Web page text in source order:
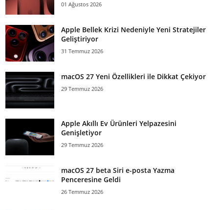
01 Ağustos 2026
Apple Bellek Krizi Nedeniyle Yeni Stratejiler
Geliştiriyor
31 Temmuz 2026
macOS 27 Yeni Özellikleri ile Dikkat Çekiyor
29 Temmuz 2026
Apple Akıllı Ev Ürünleri Yelpazesini
Genişletiyor
29 Temmuz 2026
macOS 27 beta Siri e-posta Yazma
Penceresine Geldi
26 Temmuz 2026